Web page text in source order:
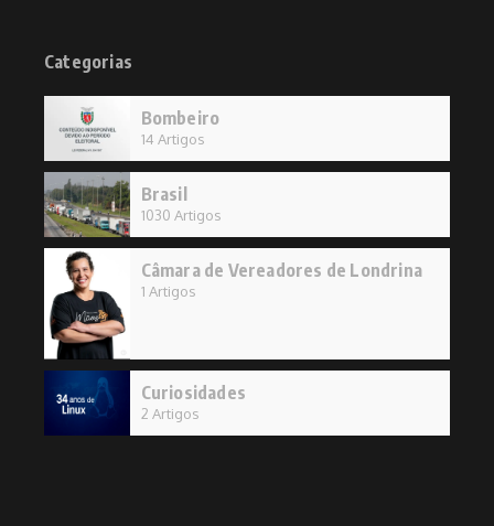
Categorias
Bombeiro
14 Artigos
Brasil
1030 Artigos
Câmara de Vereadores de Londrina
1 Artigos
Curiosidades
2 Artigos